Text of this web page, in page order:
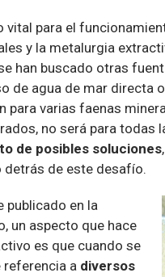
vital para el
y la metalurgia
han buscado otras
de agua de mar directa
para varias faenas
no será para todas
de posibles soluciones
detrás de este desafío.
publicado en la
un aspecto que hace
es que cuando se
referencia a diversos